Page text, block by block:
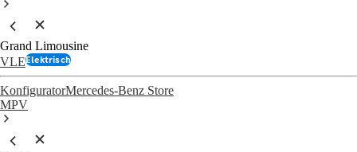
Grand Limousine
VLEElektrisch
KonfiguratorMercedes-Benz Store
MPV